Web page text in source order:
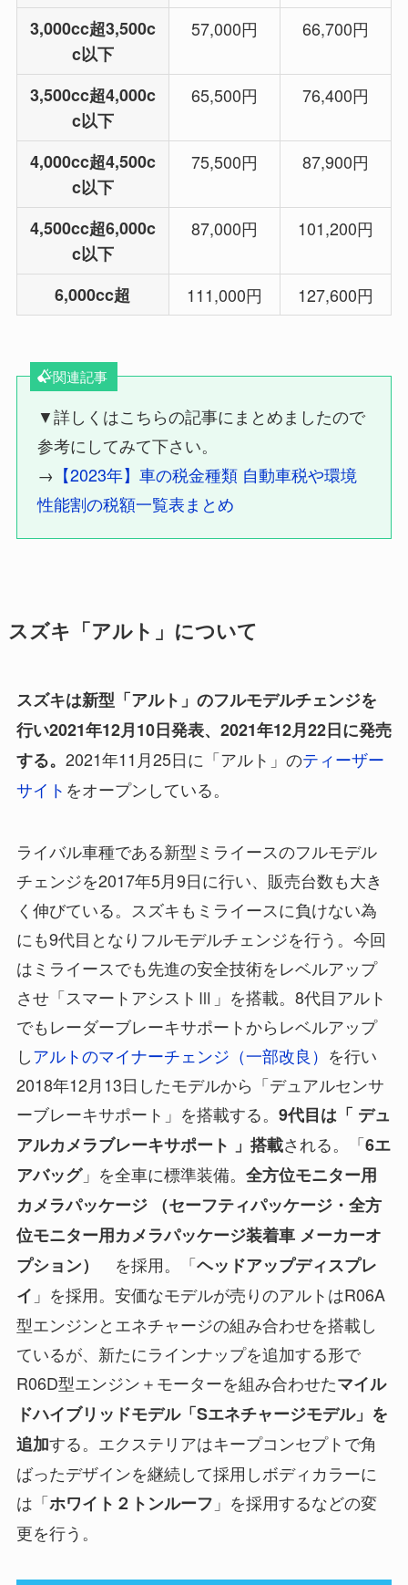
3,000cc超3,500c
c以下
57,000円 66,700円
3,500cc超4,000c
c以下
65,500円 76,400円
4,000cc超4,500c
c以下
75,500円 87,900円
4,500cc超6,000c
c以下
87,000円 101,200円
6,000cc超 111,000円 127,600円
関連記事
▼詳しくはこちらの記事にまとめましたので
参考にしてみて下さい。
→ 【2023年】車の税金種類 自動車税や環境
性能割の税額一覧表まとめ
スズキ「アルト」について
スズキは新型「アルト」のフルモデルチェンジを
行い2021年12月10日発表、2021年12月22日に発売
する。 2021年11月25日に「アルト」のティーザー
サイト をオープンしている。
ライバル車種である新型ミライースのフルモデル
チェンジを2017年5月9日に行い、販売台数も大き
く伸びている。スズキもミライースに負けない為
にも9代目となりフルモデルチェンジを行う。今回
はミライースでも先進の安全技術をレベルアップ
させ「スマートアシストⅢ」を搭載。8代目アルト
でもレーダーブレーキサポートからレベルアップ
しアルトのマイナーチェンジ（一部改良） を行い
2018年12月13日したモデルから「デュアルセンサ
ーブレーキサポート」を搭載する。 9代目は「 デュ
アルカメラブレーキサポート 」搭載される。「6エ
アバッグ」を全車に標準装備。 全方位モニター用
カメラパッケージ （セーフティパッケージ・全方
位モニター用カメラパッケージ装着車 メーカーオ
プション） を採用。「ヘッドアップディスプレ
イ 」を採用。安価なモデルが売りのアルトはR06A
型エンジンとエネチャージの組み合わせを搭載し
ているが、新たにラインナップを追加する形で
R06D型エンジン＋モーターを組み合わせたマイル
ドハイブリッドモデル「Sエネチャージモデル」を
追加する。エクステリアはキープコンセプトで角
ばったデザインを継続して採用しボディカラーに
は「ホワイト２トンルーフ 」を採用するなどの変
更を行う。